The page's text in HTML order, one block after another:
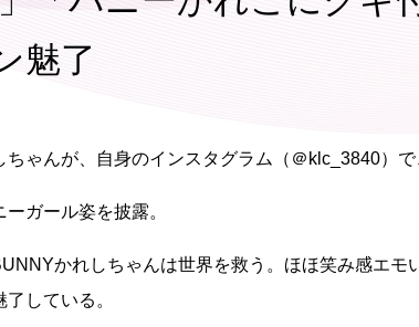
魅了
ゃんが、自身のインスタグラム（＠klc_3840）で
ガール姿を披露。
かれしちゃんは世界を救う。ほほ笑み感エ
している。